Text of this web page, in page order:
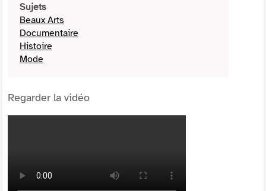
Sujets
Beaux Arts
Documentaire
Histoire
Mode
Regarder la vidéo